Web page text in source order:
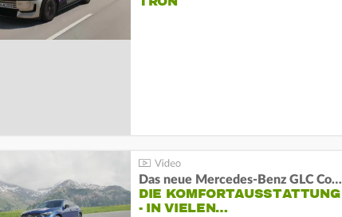
Das neue Mercedes-Benz GLC Coupé
DIE KOMFORTAUSSTATTUNG
- IN VIELEN…